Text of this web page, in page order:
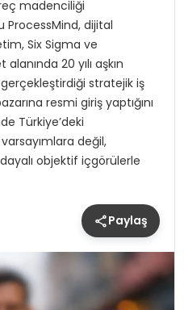
madenciliği
dijital
Six Sigma ve
20 yılı aşkın
stratejik iş
resmi giriş yaptığını
Türkiye’deki
değil,
objektif içgörülerle
Paylaş